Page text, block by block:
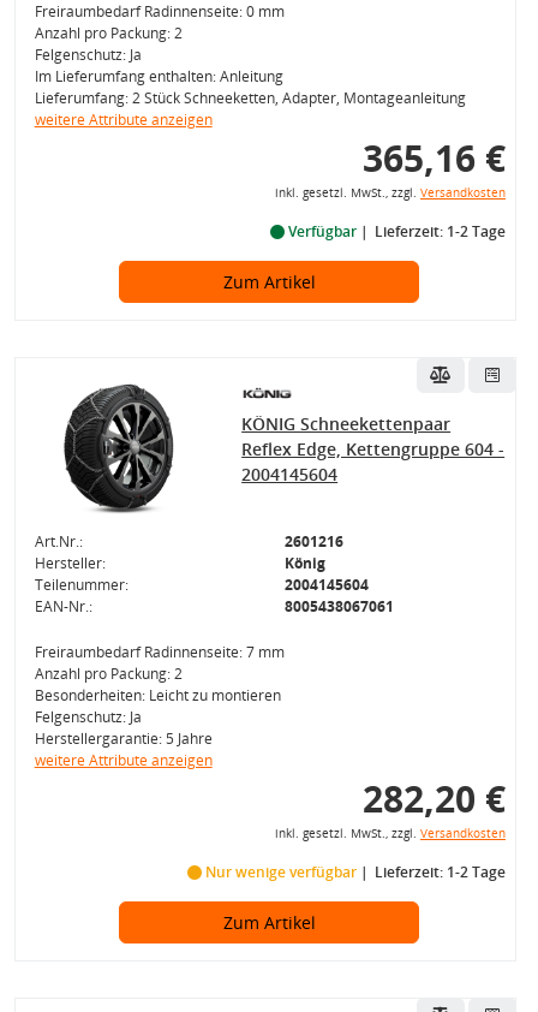
Freiraumbedarf Radinnenseite: 0 mm
Anzahl pro Packung: 2
Felgenschutz: Ja
Im Lieferumfang enthalten: Anleitung
Lieferumfang: 2 Stück Schneeketten, Adapter, Montageanleitung
weitere Attribute anzeigen
365,16 €
inkl. gesetzl. MwSt., zzgl. Versandkosten
Verfügbar Lieferzeit: 1-2 Tage
Zum Artikel
KÖNIG Schneekettenpaar
Reflex Edge, Kettengruppe 604 -
2004145604
Art.Nr.:
2601216
Hersteller:
König
Teilenummer:
2004145604
EAN-Nr.:
8005438067061
Freiraumbedarf Radinnenseite: 7 mm
Anzahl pro Packung: 2
Besonderheiten: Leicht zu montieren
Felgenschutz: Ja
Herstellergarantie: 5 Jahre
weitere Attribute anzeigen
282,20 €
inkl. gesetzl. MwSt., zzgl. Versandkosten
Nur wenige verfügbar Lieferzeit: 1-2 Tage
Zum Artikel